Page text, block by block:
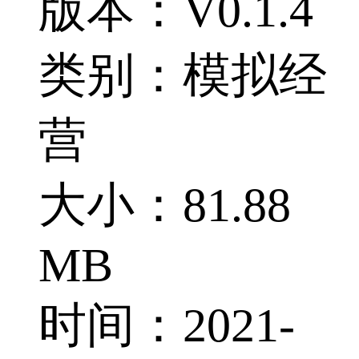
类别：模拟经
营
大小：81.88
MB
时间：2021-